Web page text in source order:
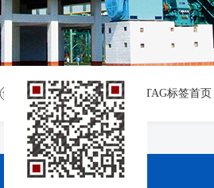
当前位置： 返回首页 TAG标签首页